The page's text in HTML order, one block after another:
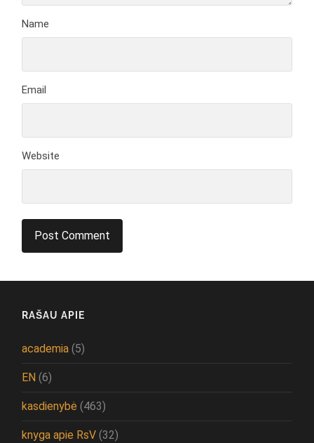
Name
Email
Website
RAŠAU APIE
academia (5)
EN (6)
kasdienybė (463)
knyga apie RsV (32)